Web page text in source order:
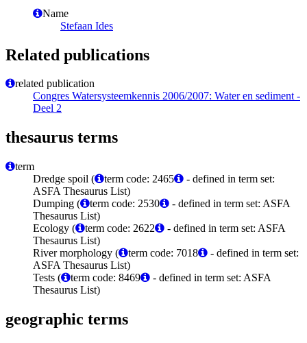
Name
Stefaan Ides
Related publications
related publication
Congres Watersysteemkennis 2006/2007: Water en sediment -
Deel 2
thesaurus terms
term
Dredge spoil (
term code: 2465
- defined in term set:
ASFA Thesaurus List)
Dumping (
term code: 2530
- defined in term set: ASFA
Thesaurus List)
Ecology (
term code: 2622
- defined in term set: ASFA
Thesaurus List)
River morphology (
term code: 7018
- defined in term set:
ASFA Thesaurus List)
Tests (
term code: 8469
- defined in term set: ASFA
Thesaurus List)
geographic terms